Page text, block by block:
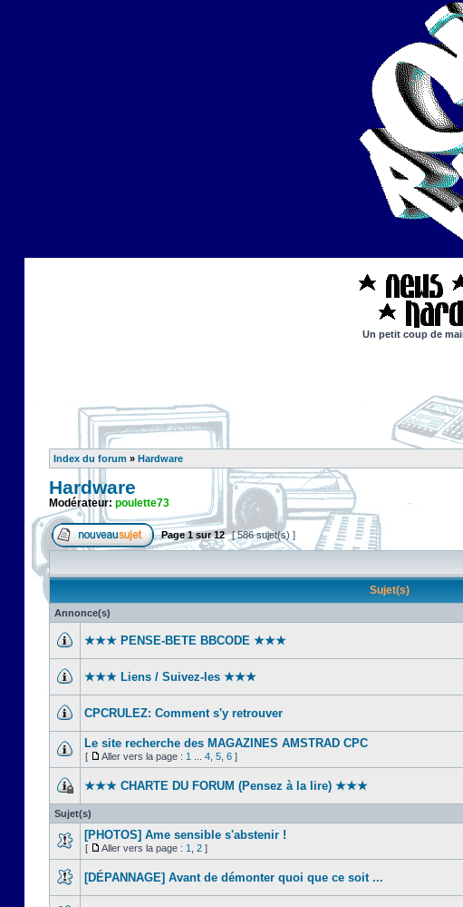
Un petit coup de
Index du forum » Hardware
Hardware
Modérateur: poulette73
Page1sur12 [ 586 sujet(s) ]
Sujet(s)
Annonce(s)
★★★ PENSE-BETE BBCODE ★★★
★★★ Liens / Suivez-les ★★★
CPCRULEZ: Comment s'y retrouver‎
Le site recherche des MAGAZINES AMSTRAD CPC
[ Aller vers la page : 1 4 5 6 ]
★★★ CHARTE DU FORUM (Pensez à la lire) ★★★
Sujet(s)
[PHOTOS] Ame sensible s'abstenir !
[ Aller vers la page : 1 2 ]
[DÉPANNAGE] Avant de démonter quoi que ce soit ...